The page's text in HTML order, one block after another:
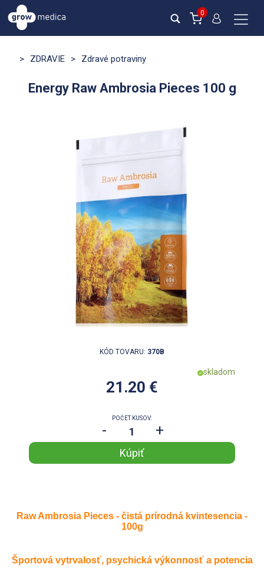
0
> ZDRAVIE > Zdravé potraviny
Energy Raw Ambrosia Pieces 100 g
KÓD TOVARU: 370B
skladom
21.20 €
POČET KUSOV:
- +
Raw Ambrosia Pieces - čistá prírodná kvintesencia -
100g
Športová vytrvalosť, psychická výkonnosť a potencia